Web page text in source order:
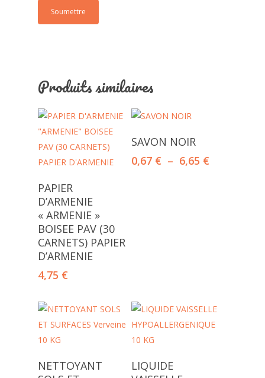
Produits similaires
Ajouter Au
Panier
PAPIER
D’ARMENIE
« ARMENIE »
BOISEE PAV (30
CARNETS) PAPIER
D’ARMENIE
4,75 €
Choix Des Options
SAVON NOIR
0,67 € – 6,65 €Plage
Ajouter Au
Panier
NETTOYANT
Ajouter Au
Panier
LIQUIDE